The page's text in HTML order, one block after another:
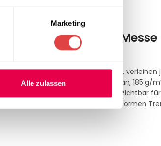
Marketing
Alle zulassen
für Bar,
oderBistrotisch-Tuchgenannt, verleihen
(90 % Polyester / 10 % Elasthan, 185 g/
– unverzichtbar
modernem Anthrazit oder CI-konformen